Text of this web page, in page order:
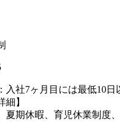
入社7ヶ月目には最低10日
細】
夏期休暇、育児休業制度